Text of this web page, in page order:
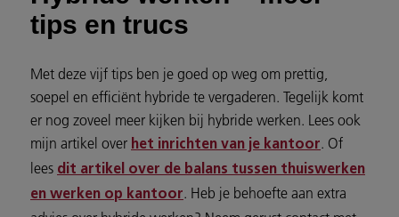
tips en trucs
Met deze vijf tips ben je goed op weg om prettig,
soepel en efficiënt hybride te vergaderen. Tegelijk komt
er nog zoveel meer kijken bij hybride werken. Lees ook
mijn artikel over het inrichten van je kantoor. Of
lees dit artikel over de balans tussen thuiswerken
en werken op kantoor. Heb je behoefte aan extra